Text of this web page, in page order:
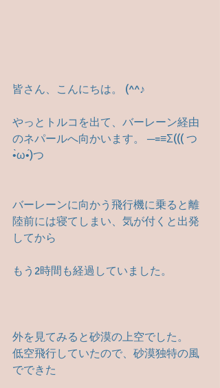
皆さん、こんにちは。 (^^♪
やっとトルコを出て、バーレーン経由
のネパールへ向かいます。 ─=≡Σ((( つ
•̀ω•́)つ
バーレーンに向かう飛行機に乗ると離
陸前には寝てしまい、気が付くと出発
してから
もう2時間も経過していました。
外を見てみると砂漠の上空でした。
低空飛行していたので、砂漠独特の風
でできた